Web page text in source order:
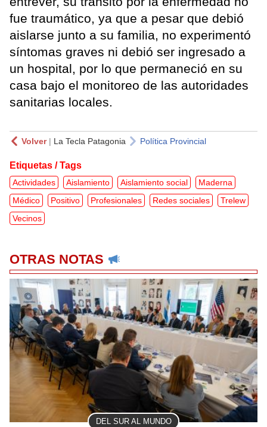
fue traumático, ya que a pesar que debió
aislarse junto a su familia, no experimentó
síntomas graves ni debió ser ingresado a
un hospital, por lo que permaneció en su
casa bajo el monitoreo de las autoridades
sanitarias locales.
Volver| La Tecla Patagonia Política Provincial
Etiquetas / Tags
Actividades Aislamiento Aislamiento social
Maderna
Médico
Positivo Profesionales Redes sociales
Trelew
Vecinos
OTRAS NOTAS
DEL SUR AL MUNDO